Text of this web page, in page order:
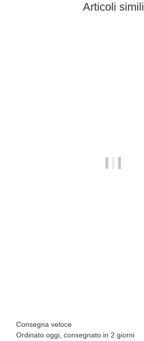
Articoli simili
Consegna veloce
Ordinato oggi, consegnato in 2 giorni